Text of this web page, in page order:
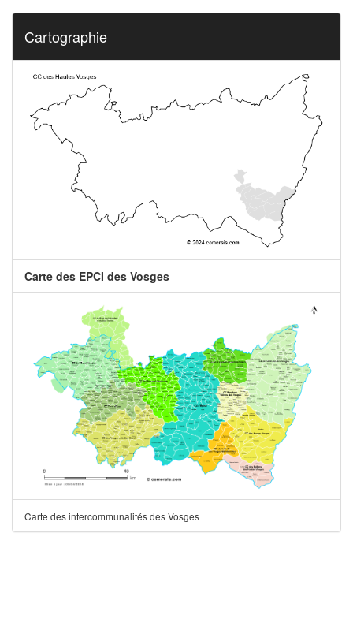
Cartographie
Carte des EPCI des Vosges
Carte des intercommunalités des Vosges